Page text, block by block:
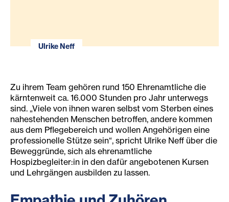
Ulrike Neff
Zu ihrem Team gehören rund 150 Ehrenamtliche die
kärntenweit ca. 16.000 Stunden pro Jahr unterwegs
sind. „Viele von ihnen waren selbst vom Sterben eines
nahestehenden Menschen betroffen, andere kommen
aus dem Pflegebereich und wollen Angehörigen eine
professionelle Stütze sein“, spricht Ulrike Neff über die
Beweggründe, sich als ehrenamtliche
Hospizbegleiter:in in den dafür angebotenen Kursen
und Lehrgängen ausbilden zu lassen.